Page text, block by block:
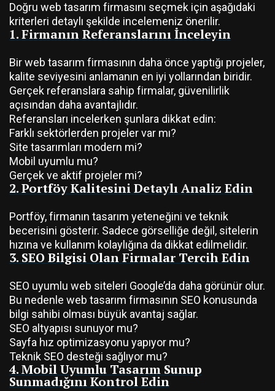
Doğru web tasarım firmasını seçmek için aşağıdaki
kriterleri detaylı şekilde incelemeniz önerilir.
1. Firmanın Referanslarını İnceleyin
Bir web tasarım firmasının daha önce yaptığı projeler,
kalite seviyesini anlamanın en iyi yollarından biridir.
Gerçek referanslara sahip firmalar, güvenilirlik
açısından daha avantajlıdır.
Referansları incelerken şunlara dikkat edin:
Farklı sektörlerden projeler var mı?
Site tasarımları modern mi?
Mobil uyumlu mu?
Gerçek ve aktif projeler mi?
2. Portföy Kalitesini Detaylı Analiz Edin
Portföy, firmanın tasarım yeteneğini ve teknik
becerisini gösterir. Sadece görselliğe değil, sitelerin
hızına ve kullanım kolaylığına da dikkat edilmelidir.
3. SEO Bilgisi Olan Firmalar Tercih Edin
SEO uyumlu web siteleri Google’da daha görünür olur.
Bu nedenle web tasarım firmasının SEO konusunda
bilgi sahibi olması büyük avantaj sağlar.
SEO altyapısı sunuyor mu?
Sayfa hız optimizasyonu yapıyor mu?
Teknik SEO desteği sağlıyor mu?
4. Mobil Uyumlu Tasarım Sunup
Sunmadığını Kontrol Edin